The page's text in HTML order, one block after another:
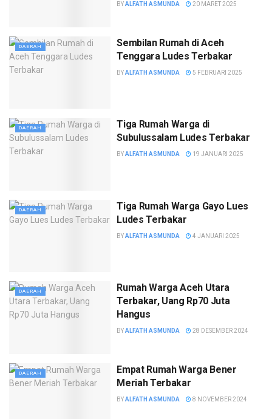
BYALFATH ASMUNDA 20 MARET 2025
DAERAH
Sembilan Rumah di Aceh
Tenggara Ludes Terbakar
BYALFATH ASMUNDA 5 FEBRUARI 2025
DAERAH
Tiga Rumah Warga di
Subulussalam Ludes Terbakar
BYALFATH ASMUNDA 19 JANUARI 2025
DAERAH
Tiga Rumah Warga Gayo Lues
Ludes Terbakar
BYALFATH ASMUNDA 4 JANUARI 2025
DAERAH
Rumah Warga Aceh Utara
Terbakar, Uang Rp70 Juta
Hangus
BYALFATH ASMUNDA 28 DESEMBER 2024
DAERAH
Empat Rumah Warga Bener
Meriah Terbakar
BYALFATH ASMUNDA 8 NOVEMBER 2024